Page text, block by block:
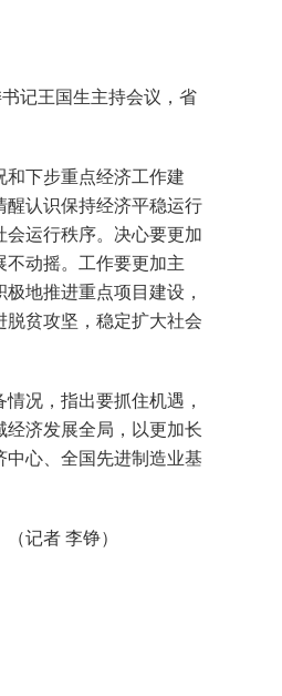
记王国生主持会议，省
下步重点经济工作建
醒认识保持经济平稳运行
运行秩序。决心要更加
动摇。工作要更加主
地推进重点项目建设，
贫攻坚，稳定扩大社会
况，指出要抓住机遇，
济发展全局，以更加长
心、全国先进制造业基
记者 李铮）